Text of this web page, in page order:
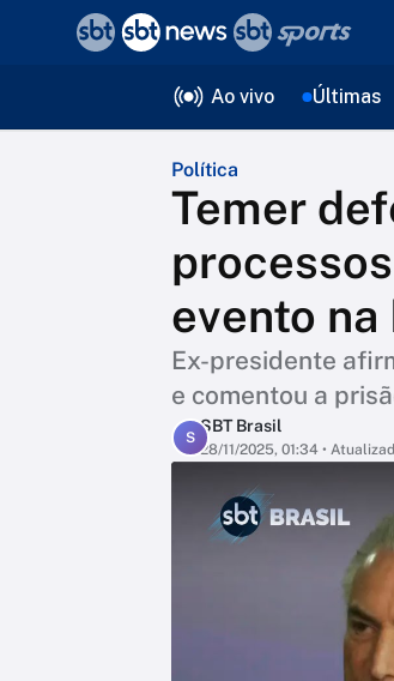
Ao vivo Últimas
Política
Temer
evento na
Ex-presidente
e comentou a
S
SBT Brasil
28/11/2025, 01:34 •
voltar
Editorias